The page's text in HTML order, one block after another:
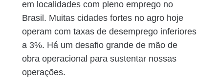
em localidades com pleno emprego no
Brasil. Muitas cidades fortes no agro hoje
operam com taxas de desemprego inferiores
a 3%. Há um desafio grande de mão de
obra operacional para sustentar nossas
operações.